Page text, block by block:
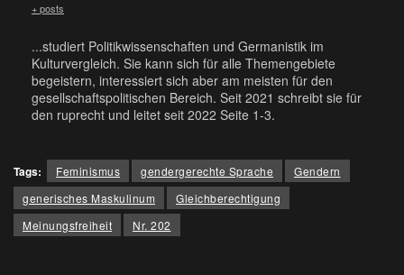
+ posts
...studiert Politikwissenschaften und Germanistik im
Kulturvergleich. Sie kann sich für alle Themengebiete
begeistern, interessiert sich aber am meisten für den
gesellschaftspolitischen Bereich. Seit 2021 schreibt sie für
den ruprecht und leitet seit 2022 Seite 1-3.
Tags: Feminismus gendergerechte Sprache
Gendern
generisches Maskulinum
Gleichberechtigung
Meinungsfreiheit
Nr. 202